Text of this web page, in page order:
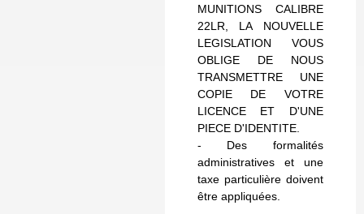
MUNITIONS CALIBRE
22LR, LA NOUVELLE
LEGISLATION VOUS
OBLIGE DE NOUS
TRANSMETTRE UNE
COPIE DE VOTRE
LICENCE ET D'UNE
PIECE D'IDENTITE.
- Des formalités
administratives et une
taxe particulière doivent
être appliquées.